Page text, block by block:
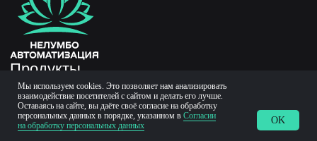
Мы используем cookies. Это позволяет нам анализировать
взаимодействие посетителей с сайтом и делать его лучше.
Оставаясь на сайте, вы даёте своё согласие на обработку
персональных данных в порядке, указанном в Согласии
на обработку персональных данных
OK